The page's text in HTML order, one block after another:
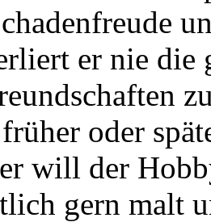
er nie die
oder
will der
gern malt